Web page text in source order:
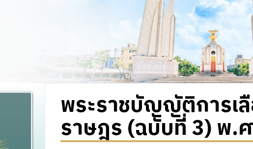
พระราชบัญญัติการเ
ราษฎร (ฉบับที่ 3) พ.